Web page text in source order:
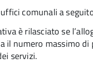
comunali a
è rilasciato se
il numero massimo
servizi.